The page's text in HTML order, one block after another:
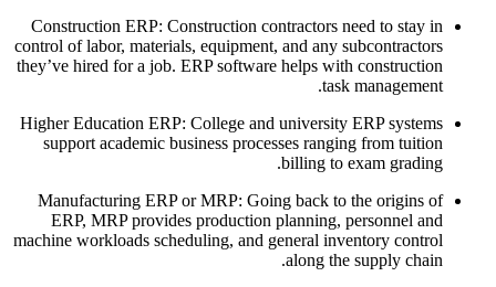
Construction ERP: Construction contractors need to stay in
control of labor, materials, equipment, and any subcontractors
they’ve hired for a job. ERP software helps with construction
task management.
Higher Education ERP: College and university ERP systems
support academic business processes ranging from tuition
billing to exam grading.
Manufacturing ERP or MRP: Going back to the origins of
ERP, MRP provides production planning, personnel and
machine workloads scheduling, and general inventory control
along the supply chain.